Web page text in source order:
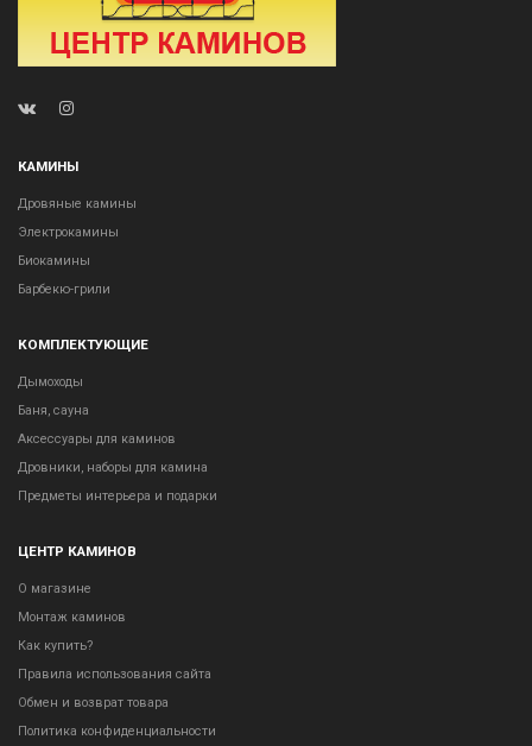
КАМИНЫ
Дровяные камины
Электрокамины
Биокамины
Барбекю-грили
КОМПЛЕКТУЮЩИЕ
Дымоходы
Баня, сауна
Аксессуары для каминов
Дровники, наборы для камина
Предметы интерьера и подарки
ЦЕНТР КАМИНОВ
О магазине
Монтаж каминов
Как купить?
Правила использования сайта
Обмен и возврат товара
Политика конфиденциальности